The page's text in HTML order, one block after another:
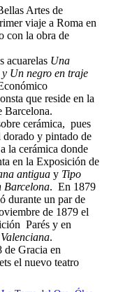
Artes de
viaje a Roma en
con la obra de
acuarelas Una
Un negro en traje
que reside en la
Barcelona.
cerámica, pues
dorado y pintado de
la cerámica donde
en la Exposición de
antiguay Tipo
Barcelona. En 1879
durante un par de
de 1879 el
Parés y en
.
de Gracia en
el nuevo teatro